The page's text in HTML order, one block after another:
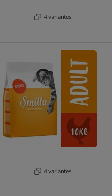
4 variantes
4 variantes